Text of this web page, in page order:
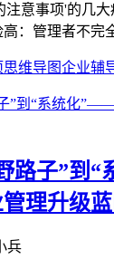
注意事项'的几
：管理者不完全
思维导图企业辅
路子”到
理升级
兵